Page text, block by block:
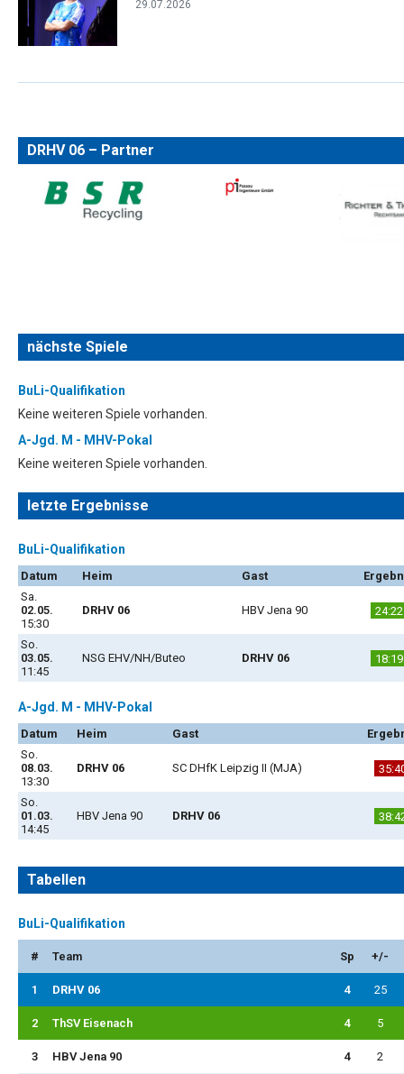
29.07.2026
DRHV 06 – Partner
nächste Spiele
BuLi-Qualifikation
Keine weiteren Spiele vorhanden.
A-Jgd. M - MHV-Pokal
Keine weiteren Spiele vorhanden.
letzte Ergebnisse
BuLi-Qualifikation
Datum Heim Gast
Sa.
02.05.
15:30
DRHV 06 HBV Jena 90 24:22
So.
03.05.
11:45
NSG EHV/NH/Buteo DRHV 06 18:19
A-Jgd. M - MHV-Pokal
Datum Heim Gast
So.
08.03.
13:30
DRHV 06 SC DHfK Leipzig II (MJA)
So.
01.03.
14:45
HBV Jena 90 DRHV 06
Tabellen
BuLi-Qualifikation
# Team Sp +/-
1 DRHV 06 4 25
2 ThSV Eisenach 4 5
3 HBV Jena 90 4 2